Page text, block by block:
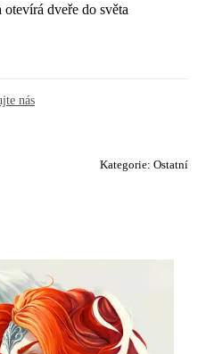
dveře do světa
nás
Kategorie: Ostatní